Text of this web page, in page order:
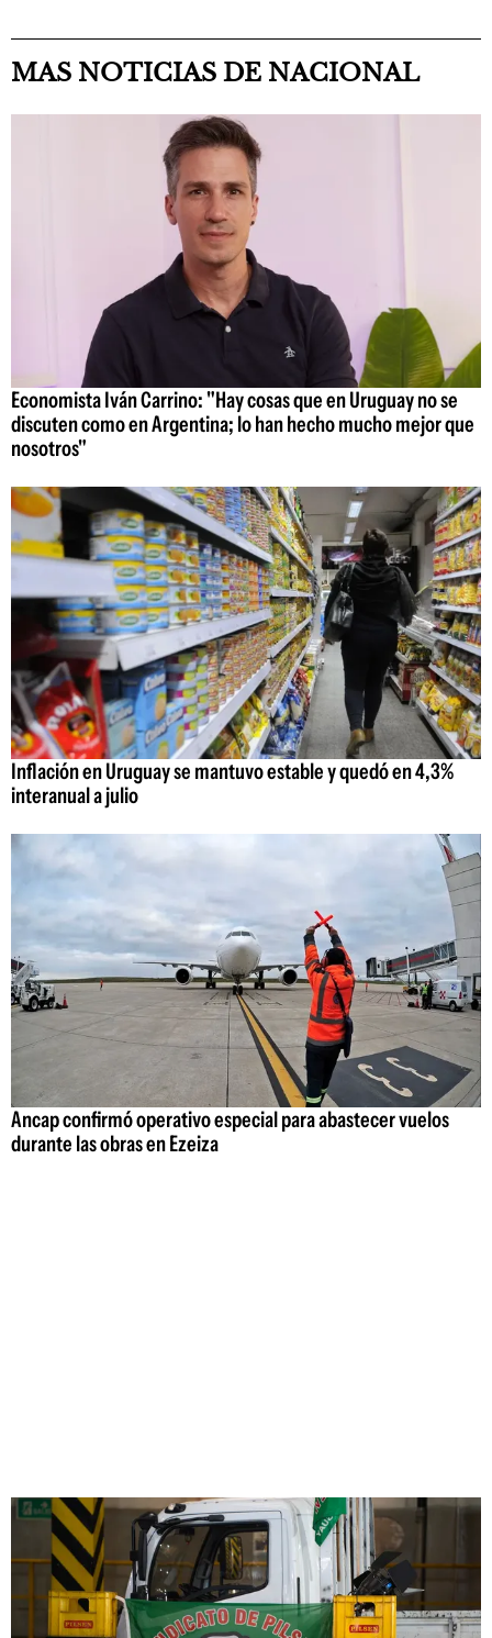
MAS NOTICIAS DE NACIONAL
Economista Iván Carrino: "Hay cosas que en Uruguay no se
discuten como en Argentina; lo han hecho mucho mejor que
nosotros"
Inflación en Uruguay se mantuvo estable y quedó en 4,3%
interanual a julio
Ancap confirmó operativo especial para abastecer vuelos
durante las obras en Ezeiza